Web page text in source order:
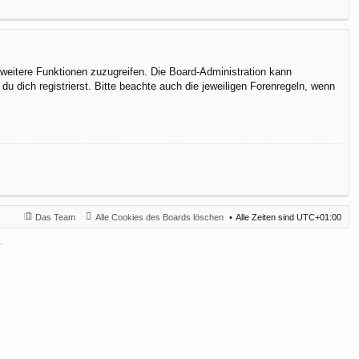
Funktionen zuzugreifen. Die Board-Administration kann
dich registrierst. Bitte beachte auch die jeweiligen Forenregeln, wenn
Alle Zeiten sind UTC+01:00
Alle Cookies des Boards löschen
Das Team